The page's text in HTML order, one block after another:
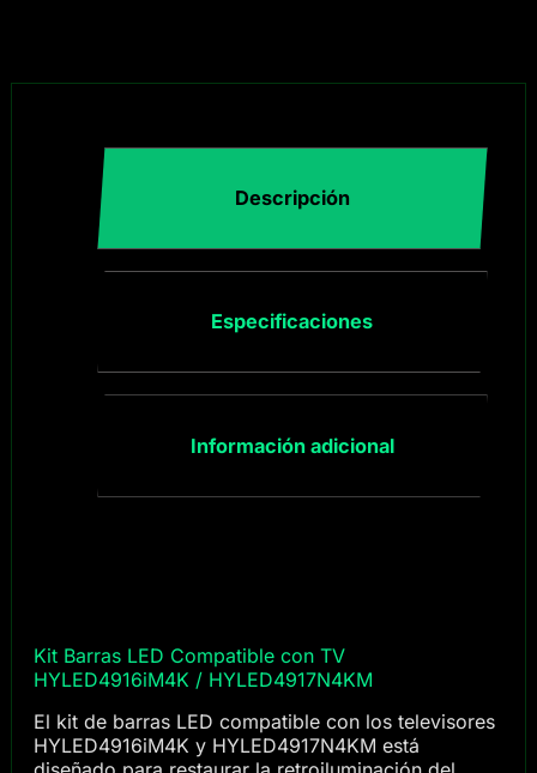
Descripción
Especificaciones
Información adicional
Kit Barras LED Compatible con TV
HYLED4916iM4K / HYLED4917N4KM
El kit de barras LED compatible con los televisores
HYLED4916iM4K y HYLED4917N4KM está